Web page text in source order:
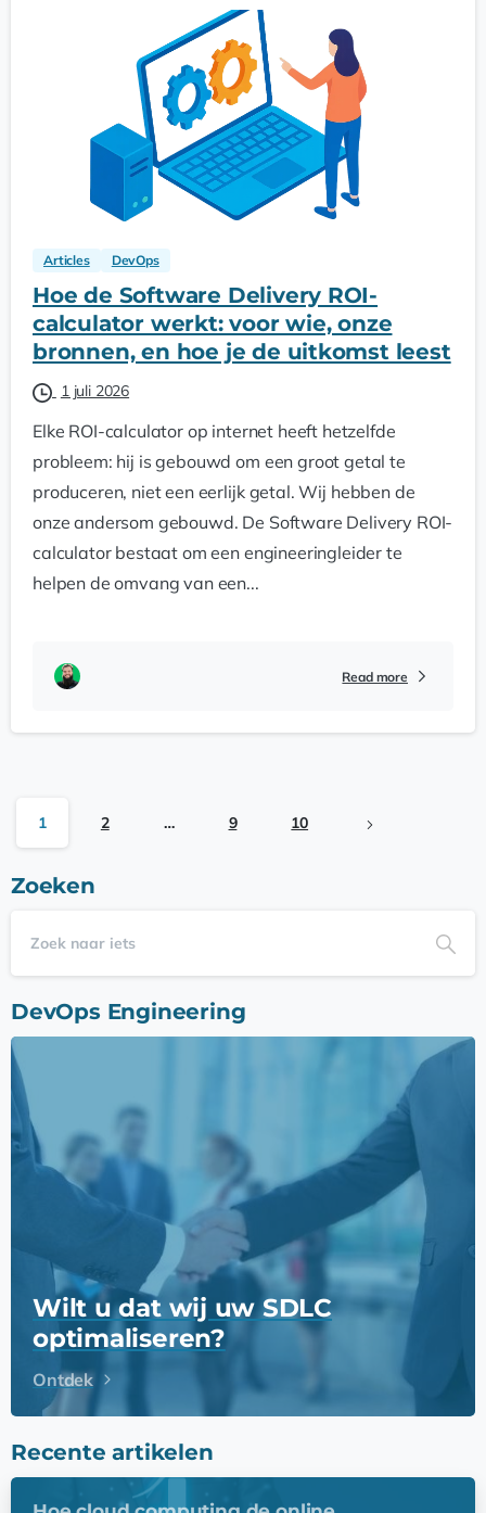
Articles DevOps
Hoe de Software Delivery ROI-
calculator werkt: voor wie, onze
bronnen, en hoe je de uitkomst leest
1 juli 2026
Elke ROI-calculator op internet heeft hetzelfde
probleem: hij is gebouwd om een groot getal te
produceren, niet een eerlijk getal. Wij hebben de
onze andersom gebouwd. De Software Delivery ROI-
calculator bestaat om een engineeringleider te
helpen de omvang van een...
Read more
1 2 … 9 10
Zoeken
DevOps Engineering
Wilt u dat wij uw SDLC
optimaliseren?
Ontdek
Recente artikelen